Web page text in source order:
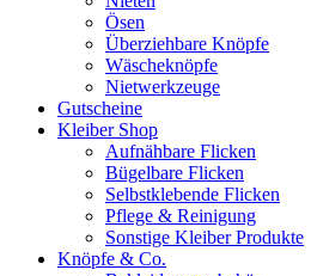
Ösen
Überziehbare Knöpfe
Wäscheknöpfe
Nietwerkzeuge
Gutscheine
Kleiber Shop
Aufnähbare Flicken
Bügelbare Flicken
Selbstklebende Flicken
Pflege & Reinigung
Sonstige Kleiber Produkte
Knöpfe & Co.